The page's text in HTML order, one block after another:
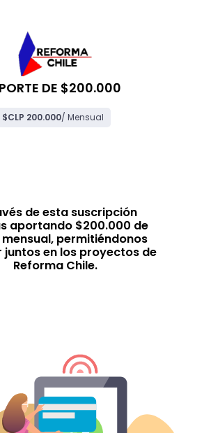
DE $200.000
$CLP 200.000/ Mensual
de esta suscripción
aportando $200.000 de
permitiéndonos
juntos en los proyectos de
Reforma Chile.